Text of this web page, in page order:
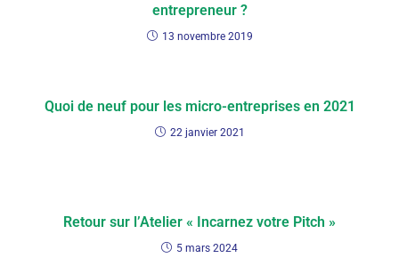
entrepreneur ?
13 novembre 2019
Quoi de neuf pour les micro-entreprises en 2021
22 janvier 2021
Retour sur l’Atelier « Incarnez votre Pitch »
5 mars 2024